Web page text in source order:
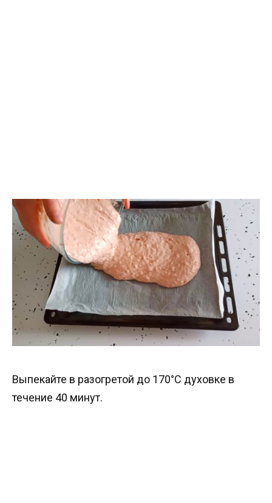
Выпекайте в разогретой до 170°C духовке в
течение 40 минут.